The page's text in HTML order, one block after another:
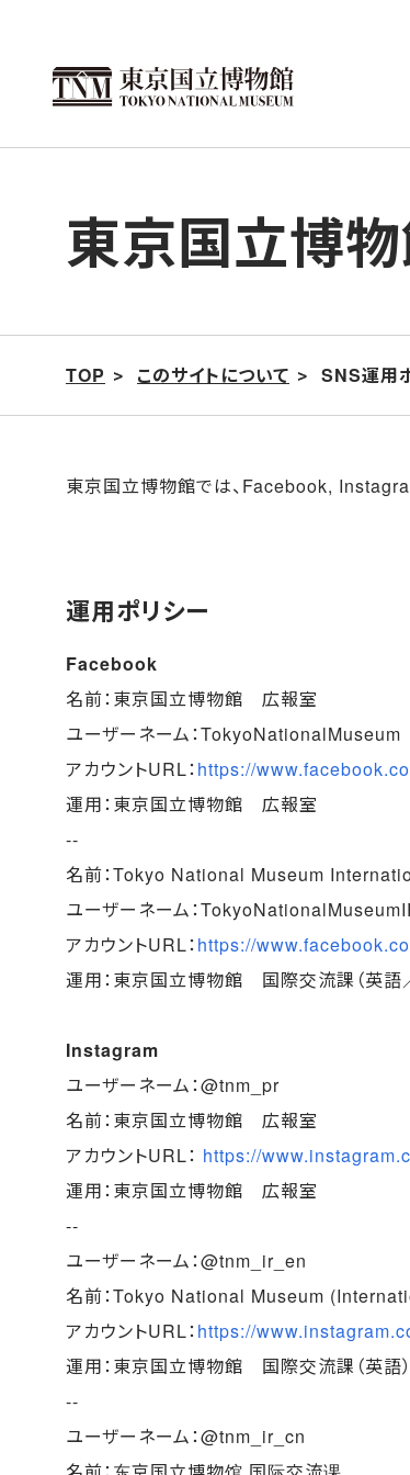
移
東京国立博
TOP このサイトについて SNS運用
東京国立博物館では、Facebook,
運用ポリシー
Facebook
名前：東京国立博物館 広報室
ユーザーネーム：TokyoNationalMuseum
アカウントURL：https://
運用：東京国立博物館 広報室
--
名前：Tokyo National Museum
ユーザーネーム：
アカウントURL：https://
運用：東京国立博物館 国際交流課（英語
Instagram
ユーザーネーム：@tnm_pr
名前：東京国立博物館 広報室
アカウントURL： https://
運用：東京国立博物館 広報室
--
ユーザーネーム：@tnm_ir_en
名前：Tokyo National Museum
アカウントURL：https://
運用：東京国立博物館 国際交流課（英語）
--
ユーザーネーム：@tnm_ir_cn